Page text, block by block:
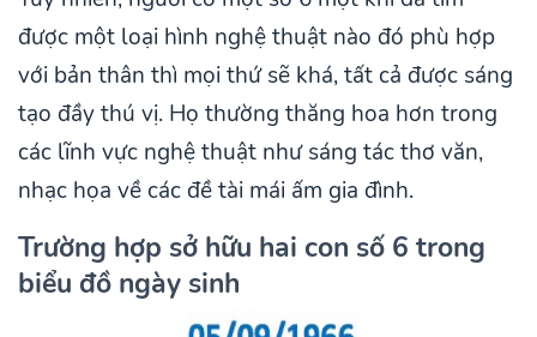
được một loại hình nghệ thuật nào đó phù hợp
với bản thân thì mọi thứ sẽ khá, tất cả được sáng
tạo đầy thú vị. Họ thường thăng hoa hơn trong
các lĩnh vực nghệ thuật như sáng tác thơ văn,
nhạc họa về các đề tài mái ấm gia đình.
Trường hợp sở hữu hai con số 6 trong
biểu đồ ngày sinh